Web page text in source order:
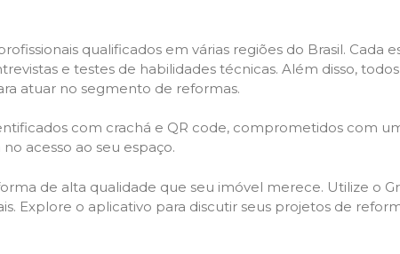
qualificados em várias regiões do Brasil. Cada
e testes de habilidades técnicas. Além disso,
atuar no segmento de reformas.
com crachá e QR code, comprometidos com
acesso ao seu espaço.
de alta qualidade que seu imóvel merece. Utilize o
Explore o aplicativo para discutir seus projetos de